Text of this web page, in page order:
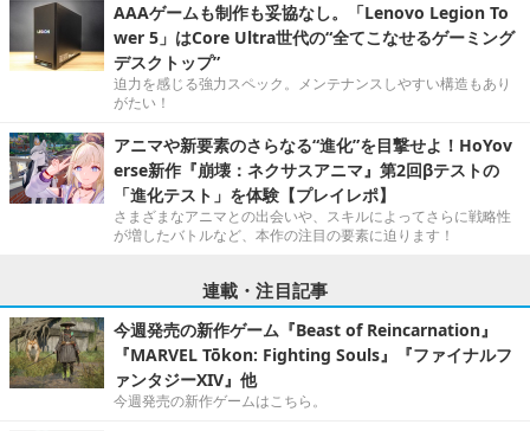
AAAゲームも制作も妥協なし。「Lenovo Legion To
wer 5」はCore Ultra世代の“全てこなせるゲーミング
デスクトップ”
迫力を感じる強力スペック。メンテナンスしやすい構造もあり
がたい！
アニマや新要素のさらなる“進化”を目撃せよ！HoYov
erse新作『崩壊：ネクサスアニマ』第2回βテストの
「進化テスト」を体験【プレイレポ】
さまざまなアニマとの出会いや、スキルによってさらに戦略性
が増したバトルなど、本作の注目の要素に迫ります！
連載・注目記事
今週発売の新作ゲーム『Beast of Reincarnation』
『MARVEL Tōkon: Fighting Souls』『ファイナルフ
ァンタジーXIV』他
今週発売の新作ゲームはこちら。